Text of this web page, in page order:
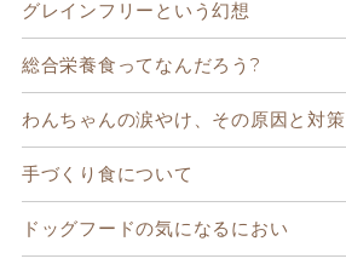
グレインフリーという幻想
総合栄養食ってなんだろう?
わんちゃんの涙やけ、その原因と対策
手づくり食について
ドッグフードの気になるにおい